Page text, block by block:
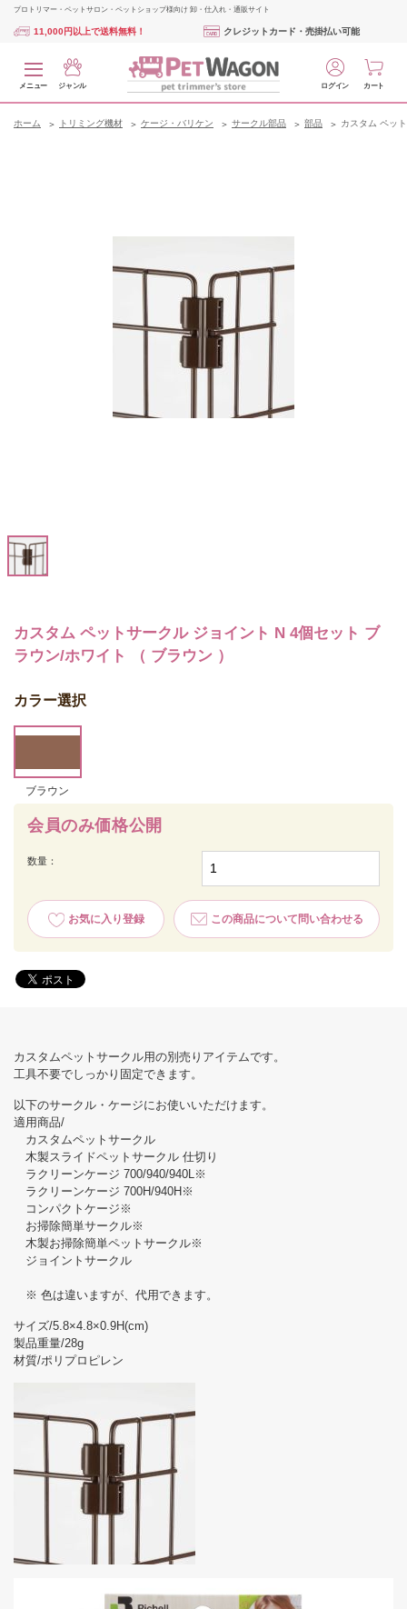
プロトリマー・ペットサロン・ペットショップ様向け 卸・仕入れ・通販サイト
11,000円以上で送料無料！ クレジットカード・売掛払い可能
メニュー ジャンル ログイン カート
ホーム トリミング機材 ケージ・バリケン サークル部品 部品 カスタム ペッ
カスタム ペットサークル ジョイント N 4個セット ブ
ラウン/ホワイト （ ブラウン ）
会員のみ価格公開
数量：
お気に入り登録 この商品について問い合わせる
カラー選択
ブラウン
カスタムペットサークル用の別売りアイテムです。
工具不要でしっかり固定できます。
以下のサークル・ケージにお使いいただけます。
適用商品/
カスタムペットサークル
木製スライドペットサークル 仕切り
ラクリーンケージ 700/940/940L※
ラクリーンケージ 700H/940H※
コンパクトケージ※
お掃除簡単サークル※
木製お掃除簡単ペットサークル※
ジョイントサークル
※ 色は違いますが、代用できます。
サイズ/5.8×4.8×0.9H(cm)
製品重量/28g
材質/ポリプロピレン